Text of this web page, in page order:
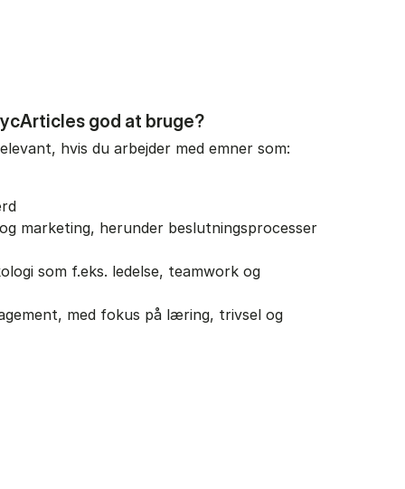
god at bruge?
hvis du arbejder med emner som:
marketing, herunder beslutningsprocesser
som f.eks. ledelse, teamwork og
med fokus på læring, trivsel og